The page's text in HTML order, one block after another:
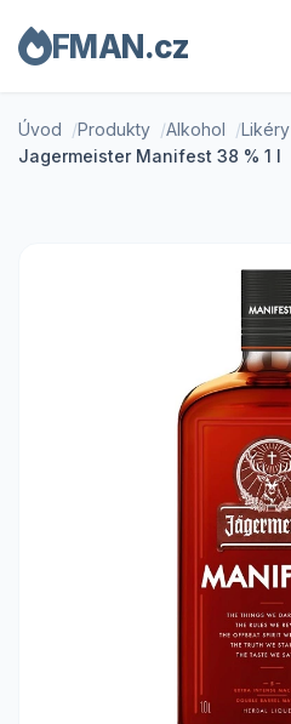
FMAN.cz
Úvod Produkty Alkohol
Likéry
Jagermeister Manifest 38 % 1 l